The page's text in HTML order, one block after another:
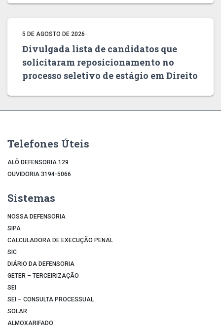
5 DE AGOSTO DE 2026
Divulgada lista de candidatos que
solicitaram reposicionamento no
processo seletivo de estágio em Direito
Telefones Úteis
ALÔ DEFENSORIA 129
OUVIDORIA 3194-5066
Sistemas
NOSSA DEFENSORIA
SIPA
CALCULADORA DE EXECUÇÃO PENAL
SIC
DIÁRIO DA DEFENSORIA
GETER – TERCEIRIZAÇÃO
SEI
SEI – CONSULTA PROCESSUAL
SOLAR
ALMOXARIFADO